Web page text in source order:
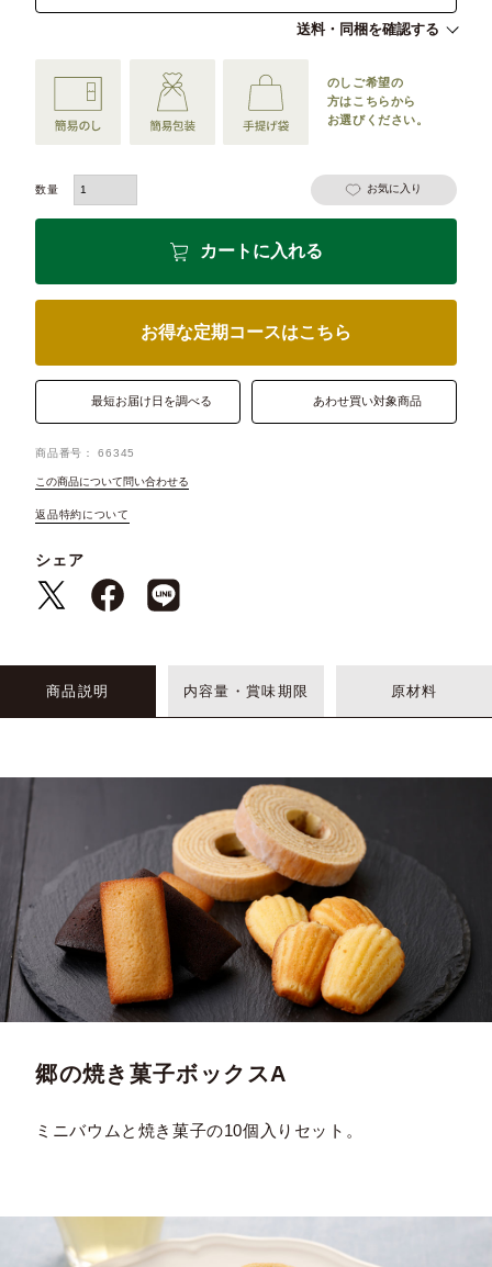
送料・同梱を確認する
のしご希望の
方はこちらから
お選びください。
お気に入り
カートに入れる
お得な定期コースはこちら
最短お届け日を調べる あわせ買い対象商品
商品番号 66345
この商品について問い合わせる
返品特約について
シェア
商品説明 内容量・賞味期限 原材料
郷の焼き菓子ボックスA
ミニバウムと焼き菓子の10個入りセット。